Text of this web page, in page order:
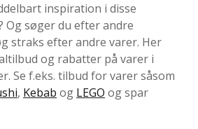
inspiration i disse
Og søger du efter andre
straks efter andre varer. Her
og rabatter på varer i
Se f.eks. tilbud for varer såsom
, Kebab og LEGO og spar